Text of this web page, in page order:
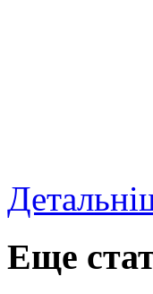
Еще